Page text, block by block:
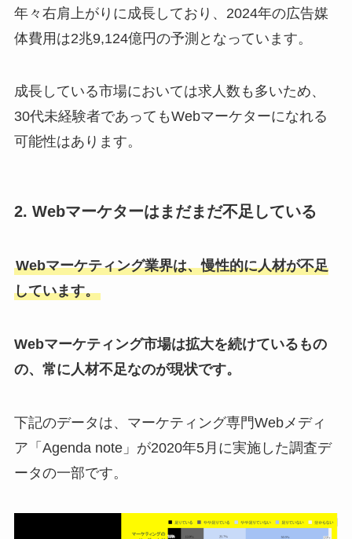
年々右肩上がりに成長しており、2024年の広告媒
体費用は2兆9,124億円の予測となっています。
成長している市場においては求人数も多いため、
30代未経験者であってもWebマーケターになれる
可能性はあります。
2. Webマーケターはまだまだ不足している
Webマーケティング業界は、慢性的に人材が不足
しています。
Webマーケティング市場は拡大を続けているもの
の、常に人材不足なのが現状です。
下記のデータは、マーケティング専門Webメディ
ア「Agenda note」が2020年5月に実施した調査デ
ータの一部です。